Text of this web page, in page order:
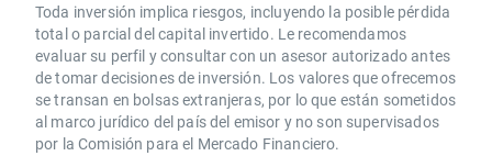
Toda inversión implica riesgos, incluyendo la posible pérdida
total o parcial del capital invertido. Le recomendamos
evaluar su perfil y consultar con un asesor autorizado antes
de tomar decisiones de inversión. Los valores que ofrecemos
se transan en bolsas extranjeras, por lo que están sometidos
al marco jurídico del país del emisor y no son supervisados
por la Comisión para el Mercado Financiero.